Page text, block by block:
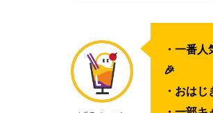
・一番
🎉
・おは